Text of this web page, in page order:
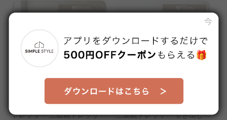
ドレッサー 三面鏡ドレッサー
三面鏡ドレッサー 引き出し付